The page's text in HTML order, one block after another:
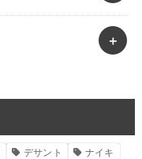
デサント
ナイキ